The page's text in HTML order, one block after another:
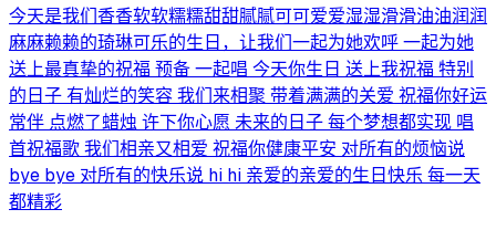
今天是我们香香软软糯糯甜甜腻腻可可爱爱湿湿滑滑油油润润
麻麻赖赖的琦琳可乐的生日，让我们一起为她欢呼 一起为她
送上最真挚的祝福 预备 一起唱 今天你生日 送上我祝福 特别
的日子 有灿烂的笑容 我们来相聚 带着满满的关爱 祝福你好运
常伴 点燃了蜡烛 许下你心愿 未来的日子 每个梦想都实现 唱
首祝福歌 我们相亲又相爱 祝福你健康平安 对所有的烦恼说
bye bye 对所有的快乐说 hi hi 亲爱的亲爱的生日快乐 每一天
都精彩